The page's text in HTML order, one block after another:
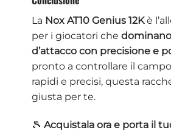
La Nox AT10 Genius 12Kè
per i giocatori che
d’attacco con precisione e
pronto a controllare il
rapidi e precisi, questa
giusta per te.
🎾 Acquistala ora e porta il